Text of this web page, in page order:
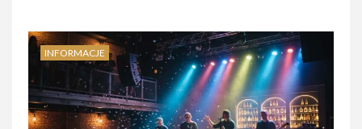
INFORMACJE